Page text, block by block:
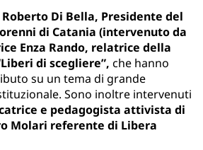
Roberto Di Bella, Presidente del
di Catania (intervenuto da
Enza Rando, relatrice della
di scegliere”, che hanno
su un tema di grande
Sono inoltre intervenuti
e pedagogista attivista di
Molari referente di Libera